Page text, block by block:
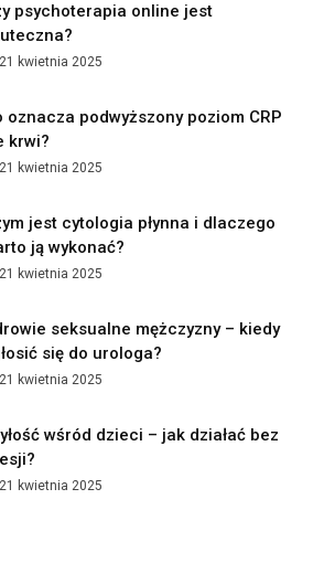
psychoterapia online jest
21 kwietnia 2025
oznacza podwyższony poziom CRP
krwi?
21 kwietnia 2025
jest cytologia płynna i dlaczego
ją wykonać?
21 kwietnia 2025
seksualne mężczyzny – kiedy
się do urologa?
21 kwietnia 2025
wśród dzieci – jak działać bez
21 kwietnia 2025
wellness?
bez glutenu i laktozy - kiedy